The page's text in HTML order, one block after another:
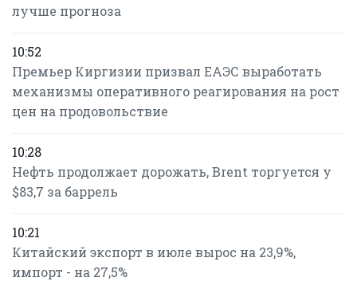
лучше прогноза
10:52
Премьер Киргизии призвал ЕАЭС выработать
механизмы оперативного реагирования на рост
цен на продовольствие
10:28
Нефть продолжает дорожать, Brent торгуется у
$83,7 за баррель
10:21
Китайский экспорт в июле вырос на 23,9%,
импорт - на 27,5%